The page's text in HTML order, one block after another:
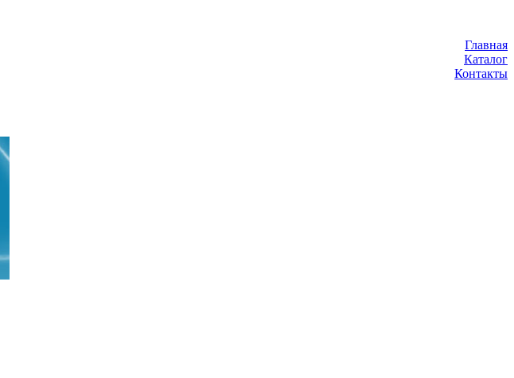
Главная
Каталог
Контакты